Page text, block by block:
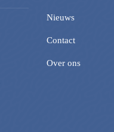
Nieuws
Contact
Over ons